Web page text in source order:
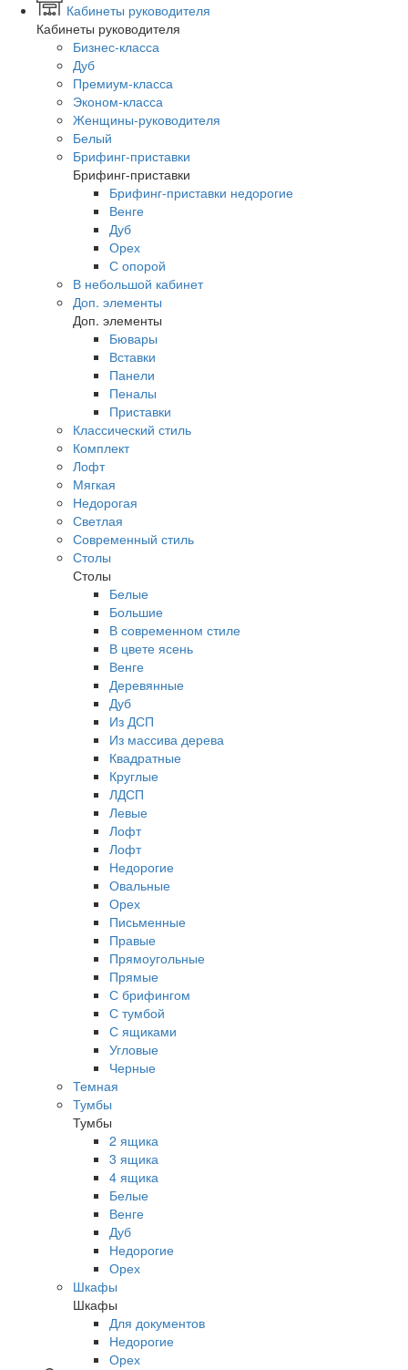
Кабинеты руководителя
Кабинеты руководителя
Бизнес-класса
Дуб
Премиум-класса
Эконом-класса
Женщины-руководителя
Белый
Брифинг-приставки
Брифинг-приставки
Брифинг-приставки недорогие
Венге
Дуб
Орех
С опорой
В небольшой кабинет
Доп. элементы
Доп. элементы
Бювары
Вставки
Панели
Пеналы
Приставки
Классический стиль
Комплект
Лофт
Мягкая
Недорогая
Светлая
Современный стиль
Столы
Столы
Белые
Большие
В современном стиле
В цвете ясень
Венге
Деревянные
Дуб
Из ДСП
Из массива дерева
Квадратные
Круглые
ЛДСП
Левые
Лофт
Лофт
Недорогие
Овальные
Орех
Письменные
Правые
Прямоугольные
Прямые
С брифингом
С тумбой
С ящиками
Угловые
Черные
Темная
Тумбы
Тумбы
2 ящика
3 ящика
4 ящика
Белые
Венге
Дуб
Недорогие
Орех
Шкафы
Шкафы
Для документов
Недорогие
Орех